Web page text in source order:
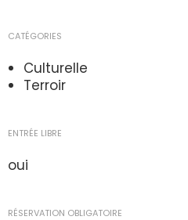
CATÉGORIES
Culturelle
Terroir
ENTRÉE LIBRE
oui
RÉSERVATION OBLIGATOIRE